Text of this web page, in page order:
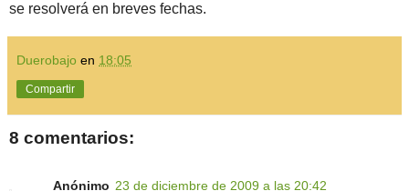
se resolverá en breves fechas.
Duerobajo en 18:05
Compartir
8 comentarios:
Anónimo 23 de diciembre de 2009 a las 20:42